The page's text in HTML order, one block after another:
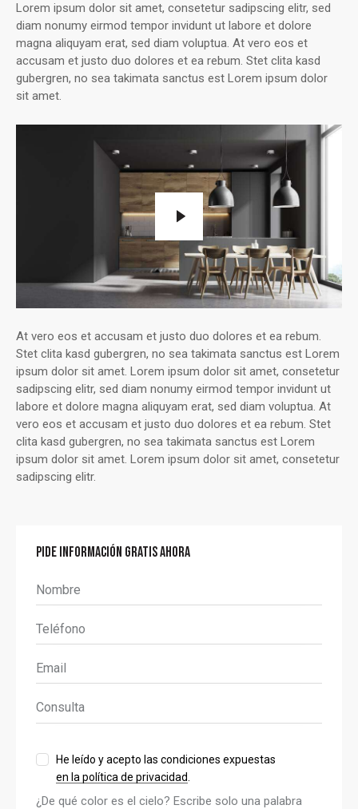
Lorem ipsum dolor sit amet, consetetur sadipscing elitr, sed
diam nonumy eirmod tempor invidunt ut labore et dolore
magna aliquyam erat, sed diam voluptua. At vero eos et
accusam et justo duo dolores et ea rebum. Stet clita kasd
gubergren, no sea takimata sanctus est Lorem ipsum dolor
sit amet.
At vero eos et accusam et justo duo dolores et ea rebum.
Stet clita kasd gubergren, no sea takimata sanctus est Lorem
ipsum dolor sit amet. Lorem ipsum dolor sit amet, consetetur
sadipscing elitr, sed diam nonumy eirmod tempor invidunt ut
labore et dolore magna aliquyam erat, sed diam voluptua. At
vero eos et accusam et justo duo dolores et ea rebum. Stet
clita kasd gubergren, no sea takimata sanctus est Lorem
ipsum dolor sit amet. Lorem ipsum dolor sit amet, consetetur
sadipscing elitr.
PIDE INFORMACIÓN GRATIS AHORA
He leído y acepto las condiciones expuestas
en la política de privacidad
¿De qué color es el cielo? Escribe solo una palabra